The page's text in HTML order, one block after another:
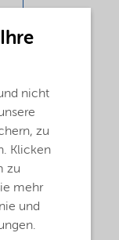
nicht
zu
Klicken
zu
mehr
und